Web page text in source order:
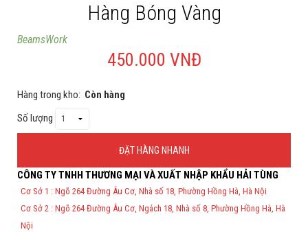
Hàng Bóng Vàng
BeamsWork
450.000 VNĐ
Hàng trong kho: Còn hàng
Số lượng
ĐẶT HÀNG NHANH
Thông Tin Đặt Hàng
Theo Nghị định 123/2020/NĐ-CP và nghị định 70/2025/NĐ-CP về việc
thực hiện lập Hóa Đơn Điện Tử bán hàng và cung cấp dịch vụ cho
người mua bắt buộc phải thế hiện đầy đủ thông tin: họ tên, địa chỉ, mã
CÔNG TY TNHH THƯƠNG MẠI VÀ XUẤT NHẬP KHẨU HẢI TÙNG
Cơ Sở 1 : Ngõ 264 Đường Âu Cơ, Nhà số 18, Phường Hồng Hà, Hà Nội
Cơ Sở 2 : Ngõ 264 Đường Âu Cơ, Ngách 18, Nhà số 8, Phường Hồng Hà, Hà
Nội
Giới thiệu
Dự Án
Tin tức
Bán Buôn
Hỗ trợ